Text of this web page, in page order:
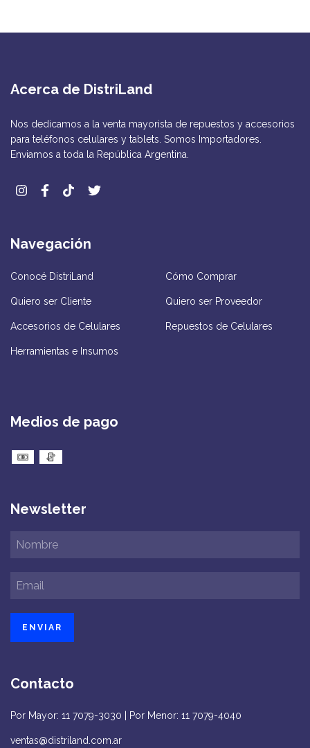
Acerca de DistriLand
Nos dedicamos a la venta mayorista de repuestos y accesorios
para teléfonos celulares y tablets. Somos Importadores.
Enviamos a toda la República Argentina.
Navegación
Conocé DistriLand Cómo Comprar
Quiero ser Cliente Quiero ser Proveedor
Accesorios de Celulares Repuestos de Celulares
Herramientas e Insumos
Medios de pago
Newsletter
Contacto
Por Mayor: 11 7079-3030 | Por Menor: 11 7079-4040
ventas@distriland.com.ar